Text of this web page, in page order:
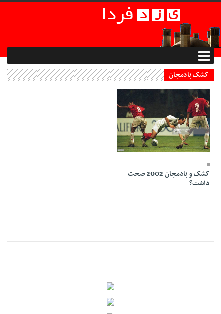
کشک بادمجان
25 Mehr 1398 - 14:06
کشک و بادمجان 2002 صحت
داشت؟